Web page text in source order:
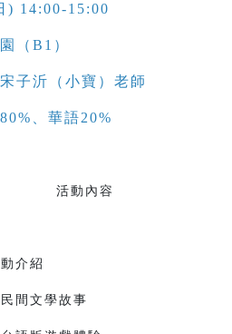
) 14:00-15:00
（B1）
子沂（小寶）老師
、華語20%
內容
介紹
間文學故事